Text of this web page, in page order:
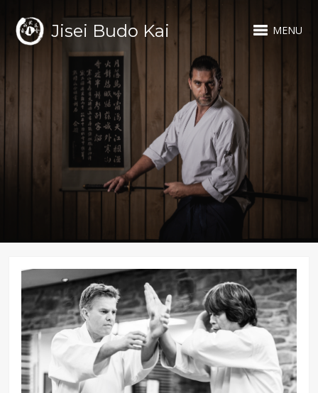
Jisei Budo Kai MENU